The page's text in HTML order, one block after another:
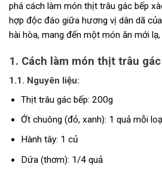
phá cách làm món thịt trâu gác bếp
hợp độc đáo giữa hương vị dân dã
hài hòa, mang đến một món ăn mới lạ,
1. Cách làm món thịt trâu
1.1. Nguyên liệu:
Thịt trâu gác bếp: 200g
Ớt chuông (đỏ, xanh): 1 quả mỗi
Hành tây: 1 củ
Dứa (thơm): 1/4 quả